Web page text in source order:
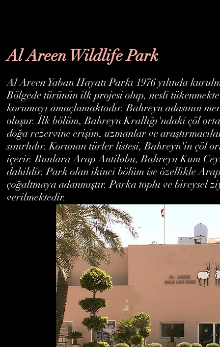
Al Areen Wildlife Park
Al Areen Yaban Hayatı Parkı 1976 yılında
Bölgede türünün ilk projesi olup, nesli
korumayı amaçlamaktadır. Bahreyn adasının
oluşur. İlk bölüm, Bahreyn Krallığı'ndaki çöl
doğa rezervine erişim, uzmanlar ve
sınırlıdır. Korunan türler listesi, Bahreyn'in çöl
içerir. Bunlara Arap Antilobu, Bahreyn Kum
dahildir. Park olan ikinci bölüm ise özellikle Arap
çoğaltmaya adanmıştır. Parka toplu ve bireysel
verilmektedir.